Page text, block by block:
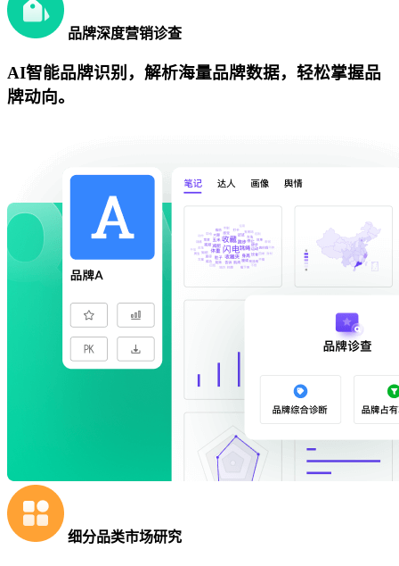
品牌深度营销诊查
AI智能品牌识别，解析海量品牌数据，轻松掌握品
牌动向。
细分品类市场研究